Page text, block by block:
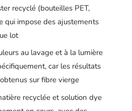
recyclé (bouteilles PET,
qui impose des ajustements
lot
au lavage et à la lumière
car les résultats
sur fibre vierge
recyclée et solution dye